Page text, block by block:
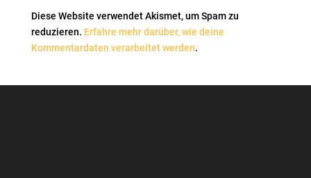
Diese Website verwendet Akismet, um Spam zu
reduzieren. Erfahre mehr darüber, wie deine
Kommentardaten verarbeitet werden.